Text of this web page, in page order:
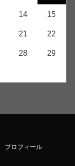
14 15
21 22
28 29
プロフィール